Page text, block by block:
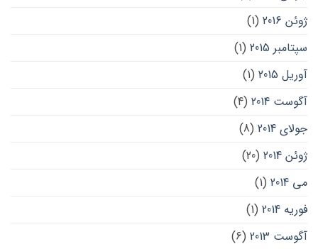
ژوئن 2016
(1)
سپتامبر 2015
(1)
آوریل 2015
(1)
آگوست 2014
(4)
جولای 2014
(8)
ژوئن 2014
(20)
می 2014
(1)
فوریه 2014
(1)
آگوست 2013
(6)